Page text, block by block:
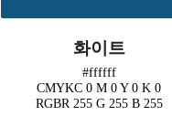
화이트
#ffffff
CMYKC 0 M 0Y 0 K 0
RGBR 255 G 255 B 255